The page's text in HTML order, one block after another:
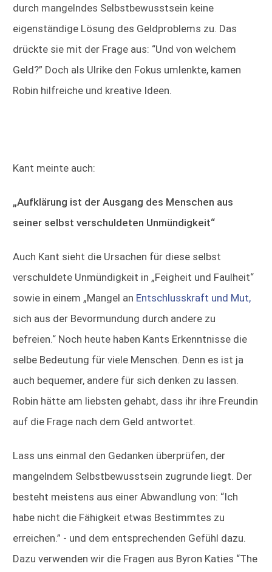
durch mangelndes Selbstbewusstsein keine
eigenständige Lösung des Geldproblems zu. Das
drückte sie mit der Frage aus: “Und von welchem
Geld?” Doch als Ulrike den Fokus umlenkte, kamen
Robin hilfreiche und kreative Ideen.
Kant meinte auch:
„Aufklärung ist der Ausgang des Menschen aus
seiner selbst verschuldeten Unmündigkeit“
Auch Kant sieht die Ursachen für diese selbst
verschuldete Unmündigkeit in „Feigheit und Faulheit“
sowie in einem „Mangel an Entschlusskraft und Mut,
sich aus der Bevormundung durch andere zu
befreien.“ Noch heute haben Kants Erkenntnisse die
selbe Bedeutung für viele Menschen. Denn es ist ja
auch bequemer, andere für sich denken zu lassen.
Robin hätte am liebsten gehabt, dass ihr ihre Freundin
auf die Frage nach dem Geld antwortet.
Lass uns einmal den Gedanken überprüfen, der
mangelndem Selbstbewusstsein zugrunde liegt. Der
besteht meistens aus einer Abwandlung von: “Ich
habe nicht die Fähigkeit etwas Bestimmtes zu
erreichen.” - und dem entsprechenden Gefühl dazu.
Dazu verwenden wir die Fragen aus Byron Katies “The